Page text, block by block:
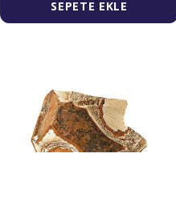
SEPETE EKLE